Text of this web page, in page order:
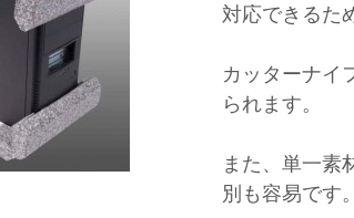
対応できるた
カッターナイ
られます。
また、単一素
別も容易です。